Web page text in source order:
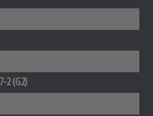
2 (G2)